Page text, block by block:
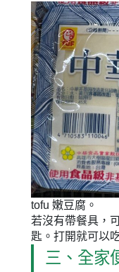
tofu 嫩豆腐。
若沒有帶餐具，
匙。打開就可以
三、全家